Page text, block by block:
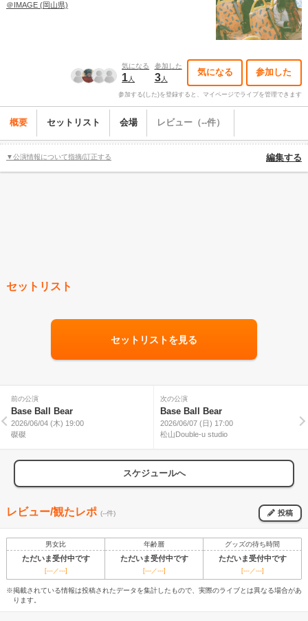
＠IMAGE (岡山県)
気になる
1人
参加した
3人
気になる 参加した
参加する(した)を登録すると、マイページでライブを管理できます
概要 セットリスト 会場 レビュー（--件）
▼公演情報について指摘/訂正する 編集する
セットリスト
セットリストを見る
前の公演
Base Ball Bear
2026/06/04 (木) 19:00
磔磔
次の公演
Base Ball Bear
2026/06/07 (日) 17:00
松山Double-u studio
スケジュールへ
レビュー/観たレポ (--件) 投稿
男女比 年齢層 グッズの待ち時間
ただいま受付中です ただいま受付中です ただいま受付中です
[---／---] [---／---] [---／---]
※掲載されている情報は投稿されたデータを集計したもので、実際のライブとは異なる場合があ
ります。